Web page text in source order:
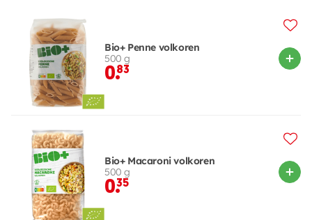
Bio+ Penne volkoren
500 g
0.83
Bio+ Macaroni volkoren
500 g
0.35